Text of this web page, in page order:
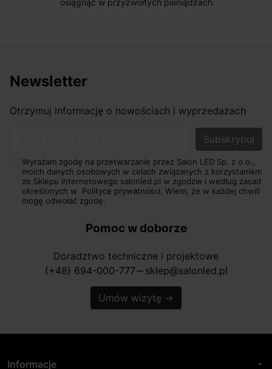
Newsletter
Otrzymuj informację o nowościach i wyprzedażach
Wyrażam zgodę na przetwarzanie przez Salon LED Sp. z o.o.,
moich danych osobowych w celach związanych z korzystaniem
ze Sklepu internetowego salonled.pl w zgodzie i według zasad
określonych w Polityce prywatności. Wiem, że w każdej chwili
mogę odwołać zgodę.
Pomoc w doborze
Doradztwo techniczne i projektowe
(+48) 694-000-777 horizontal_rule sklep@salonled.pl
Umów wizytę →
Informacje arrow_drop_down